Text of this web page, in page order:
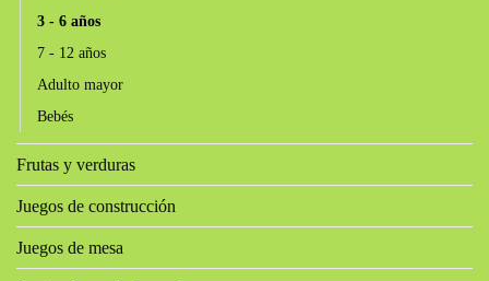
3 - 6 años
7 - 12 años
Adulto mayor
Bebés
Frutas y verduras
Juegos de construcción
Juegos de mesa